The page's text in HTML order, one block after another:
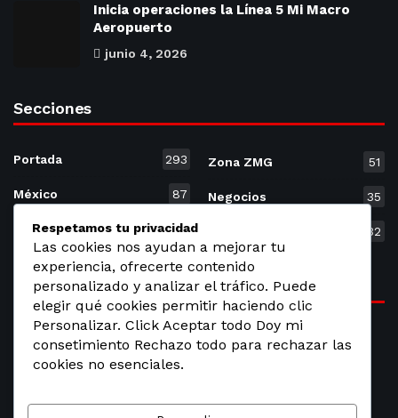
Inicia operaciones la Línea 5 Mi Macro
Aeropuerto
junio 4, 2026
Secciones
Portada 293
México 87
Jalisco 61
Zona ZMG 51
Negocios 35
32
Etiquetas
Guadalajara
Jalisco México Politics
Respetamos tu privacidad
Las cookies nos ayudan a mejorar tu
experiencia, ofrecerte contenido
personalizado y analizar el tráfico. Puede
elegir qué cookies permitir haciendo clic
Personalizar. Click Aceptar todo Doy mi
consetimiento Rechazo todo para rechazar las
cookies no esenciales.